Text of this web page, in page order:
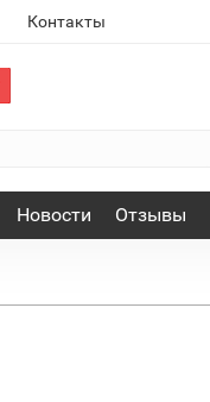
Контакты
Новости Отзывы